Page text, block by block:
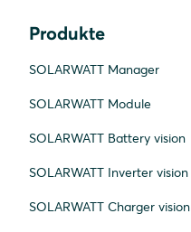
Produkte
SOLARWATT Manager
SOLARWATT Module
SOLARWATT Battery vision
SOLARWATT Inverter vision
SOLARWATT Charger vision